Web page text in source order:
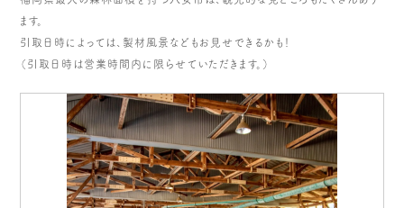
ます。
引取日時によっては、製材風景などもお見せできるかも！
（引取日時は営業時間内に限らせていただきます。）